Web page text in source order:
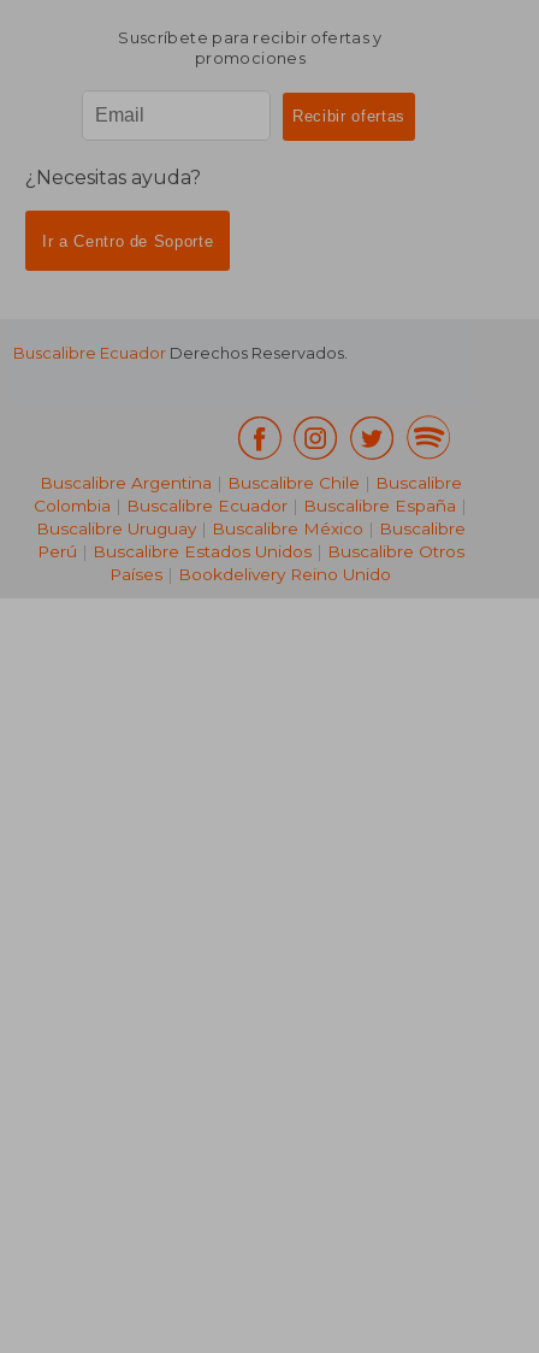
Suscríbete para recibir ofertas y
promociones
¿Necesitas ayuda?
Ir a Centro de Soporte
Buscalibre Ecuador Derechos Reservados.
Buscalibre Argentina | Buscalibre Chile | Buscalibre
Colombia | Buscalibre Ecuador | Buscalibre España |
Buscalibre Uruguay| Buscalibre México | Buscalibre
Perú | Buscalibre Estados Unidos| Buscalibre Otros
Países | Bookdelivery Reino Unido